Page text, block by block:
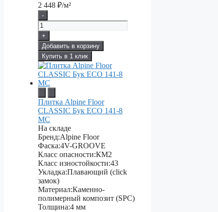
2 448 ₽/м²
-
+
Добавить в корзину
Купить в 1 клик
Плитка Alpine Floor
CLASSIC Бук ECO 141-8
MC
На складе
Бренд:Alpine Floor
Фаска:4V-GROOVE
Класс опасности:КМ2
Класс изностойкости:43
Укладка:Плавающий (click
замок)
Материал:Каменно-
полимерный композит (SPC)
Толщина:4 мм